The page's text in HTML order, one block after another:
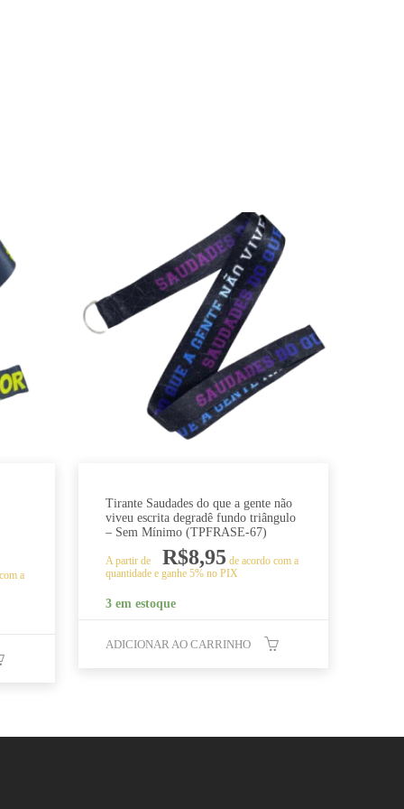
a
Tirante Saudades do que a gente não
viveu escrita degradê fundo triângulo
– Sem Mínimo (TPFRASE-67)
A partir de R$8,95 de acordo com a
quantidade e ganhe 5% no PIX
3 em estoque
ADICIONAR AO CARRINHO